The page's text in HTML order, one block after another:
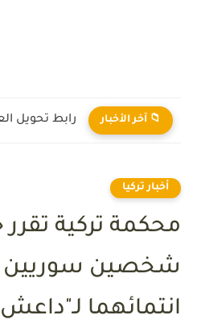
📁 آخر الأخبار
أخبار تركيا
محكمة تركية
شخصين سوريين
انتمائهما